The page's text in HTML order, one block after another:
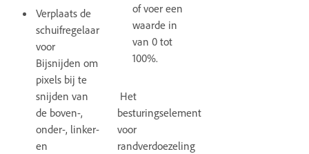
Verplaats de
schuifregelaar
voor
Bijsnijden om
pixels bij te
snijden van
de boven-,
onder-, linker-
en
of voer een
waarde in
van 0 tot
100%.
Het
besturingselement
voor
randverdoezeling